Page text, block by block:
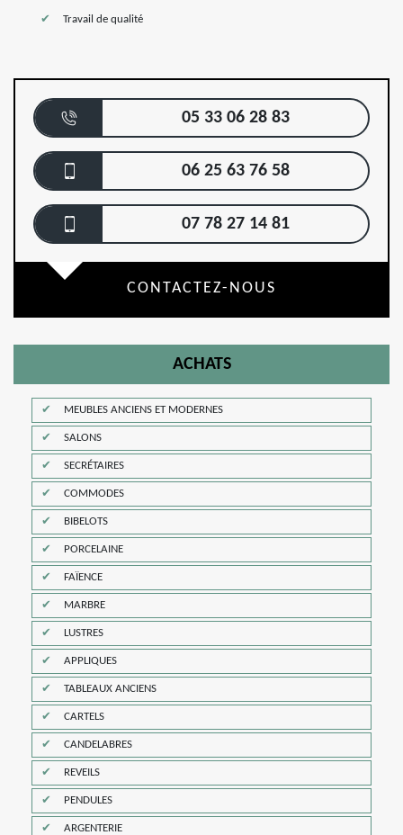
Travail de qualité
05 33 06 28 83
06 25 63 76 58
07 78 27 14 81
CONTACTEZ-NOUS
ACHATS
MEUBLES ANCIENS ET MODERNES
SALONS
SECRÉTAIRES
COMMODES
BIBELOTS
PORCELAINE
FAÏENCE
MARBRE
LUSTRES
APPLIQUES
TABLEAUX ANCIENS
CARTELS
CANDELABRES
REVEILS
PENDULES
ARGENTERIE